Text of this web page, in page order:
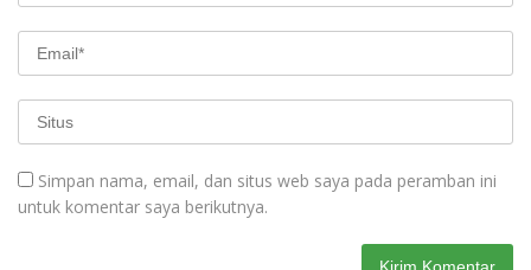
Simpan nama, email, dan situs web saya pada peramban ini
untuk komentar saya berikutnya.